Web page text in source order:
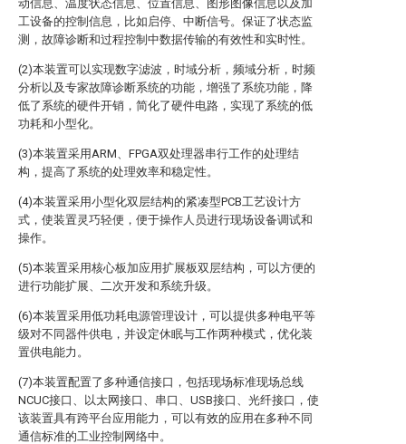
动信息、温度状态信息、位置信息、图形图像信息以及加
工设备的控制信息，比如启停、中断信号。保证了状态监
测，故障诊断和过程控制中数据传输的有效性和实时性。
(2)本装置可以实现数字滤波，时域分析，频域分析，时频
分析以及专家故障诊断系统的功能，增强了系统功能，降
低了系统的硬件开销，简化了硬件电路，实现了系统的低
功耗和小型化。
(3)本装置采用ARM、FPGA双处理器串行工作的处理结
构，提高了系统的处理效率和稳定性。
(4)本装置采用小型化双层结构的紧凑型PCB工艺设计方
式，使装置灵巧轻便，便于操作人员进行现场设备调试和
操作。
(5)本装置采用核心板加应用扩展板双层结构，可以方便的
进行功能扩展、二次开发和系统升级。
(6)本装置采用低功耗电源管理设计，可以提供多种电平等
级对不同器件供电，并设定休眠与工作两种模式，优化装
置供电能力。
(7)本装置配置了多种通信接口，包括现场标准现场总线
NCUC接口、以太网接口、串口、USB接口、光纤接口，使
该装置具有跨平台应用能力，可以有效的应用在多种不同
通信标准的工业控制网络中。